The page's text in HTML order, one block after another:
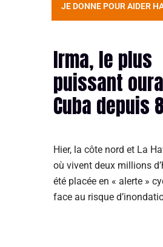
JE DONNE POUR AIDER
Irma, le plus
puissant
Cuba depuis
Hier, la côte nord et La
où vivent deux millions
été placée en « alerte »
face au risque